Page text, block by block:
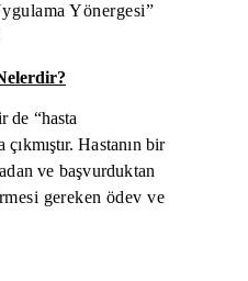
Yönergesi”
de “hasta
çıkmıştır.Hastanın bir
ve başvurduktan
gereken ödev ve